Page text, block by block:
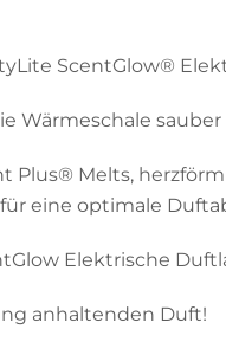
ScentGlow®
Wärmeschale sauber
Plus® Melts,
eine optimale
Elektrische
anhaltenden Duft!